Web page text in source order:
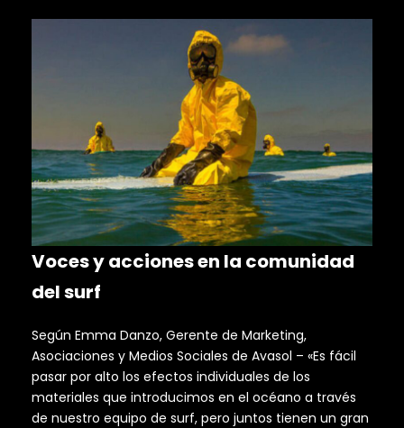
Voces y acciones en la comunidad
del surf
Según Emma Danzo, Gerente de Marketing,
Asociaciones y Medios Sociales de Avasol – «Es fácil
pasar por alto los efectos individuales de los
materiales que introducimos en el océano a través
de nuestro equipo de surf, pero juntos tienen un gran